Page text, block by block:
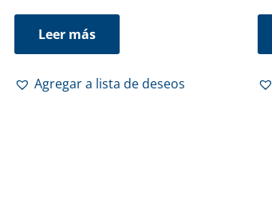
Leer más
Agregar a lista de deseos